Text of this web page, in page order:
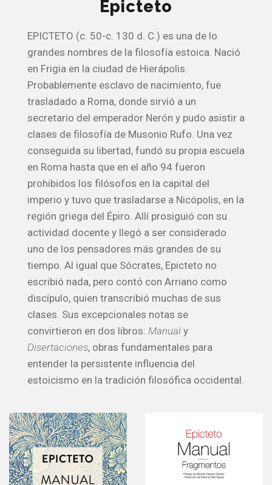
Epicteto
EPICTETO (c. 50-c. 130 d. C.) es una de lo
grandes nombres de la filosofía estoica. Nació
en Frigia en la ciudad de Hierápolis.
Probablemente esclavo de nacimiento, fue
trasladado a Roma, donde sirvió a un
secretario del emperador Nerón y pudo asistir a
clases de filosofía de Musonio Rufo. Una vez
conseguida su libertad, fundó su propia escuela
en Roma hasta que en el año 94 fueron
prohibidos los filósofos en la capital del
imperio y tuvo que trasladarse a Nicópolis, en la
región griega del Épiro. Allí prosiguió con su
actividad docente y llegó a ser considerado
uno de los pensadores más grandes de su
tiempo. Al igual que Sócrates, Epicteto no
escribió nada, pero contó con Arriano como
discípulo, quien transcribió muchas de sus
clases. Sus excepcionales notas se
convirtieron en dos libros: Manualy
Disertaciones, obras fundamentales para
entender la persistente influencia del
estoicismo en la tradición filosófica occidental.